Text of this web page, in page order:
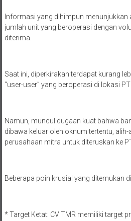
Informasi yang dihimpun menunjukkan
jumlah unit yang beroperasi dengan
diterima.
Saat ini, diperkirakan terdapat kurang
“user-user” yang beroperasi di lokasi PT
Namun, muncul dugaan kuat bahwa
dibawa keluar oleh oknum tertentu,
perusahaan mitra untuk diteruskan ke
Beberapa poin krusial yang ditemukan
* Target Ketat: CV TMR memiliki target